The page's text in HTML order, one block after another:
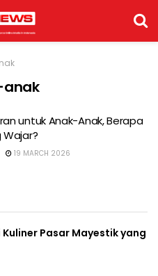
anak
untuk Anak-Anak, Berapa
19 MARCH 2026
Pasar Mayestik yang